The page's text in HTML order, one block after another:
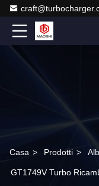
Casa > Prodotti >
GT1749V Turbo